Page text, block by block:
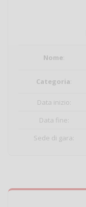
Nome:
Categoria:
Data inizio:
Data fine:
Sede di gara: